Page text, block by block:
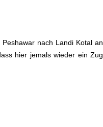
nach Landi Kotal an
hier jemals wieder ein Zug